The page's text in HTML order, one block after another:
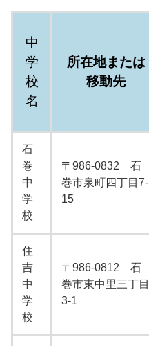
中
学
校
名
所在地または
移動先
石
巻
中
学
校
〒986-0832 石
巻市泉町四丁目7-
15
住
吉
中
学
校
〒986-0812 石
巻市東中里三丁目
3-1